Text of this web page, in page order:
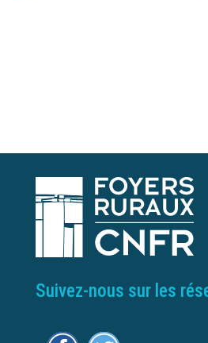
Suivez-nous sur les